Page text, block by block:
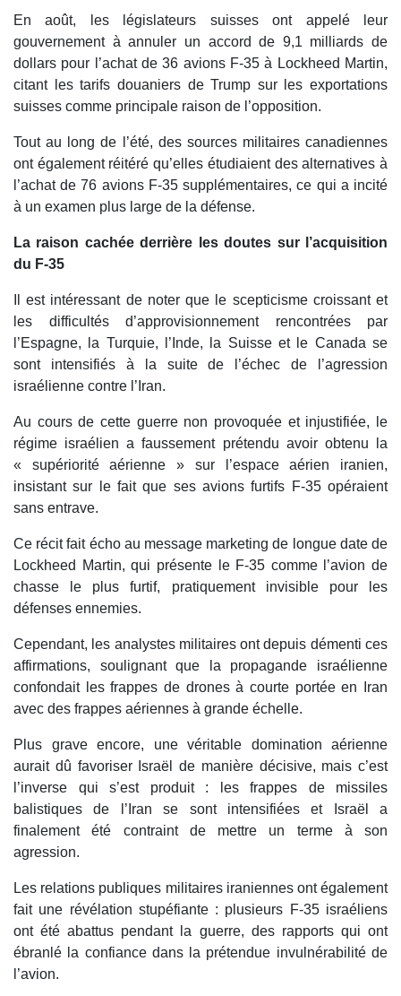
En août, les législateurs suisses ont appelé leur
gouvernement à annuler un accord de 9,1 milliards de
dollars pour l’achat de 36 avions F-35 à Lockheed Martin,
citant les tarifs douaniers de Trump sur les exportations
suisses comme principale raison de l’opposition.
Tout au long de l’été, des sources militaires canadiennes
ont également réitéré qu’elles étudiaient des alternatives à
l’achat de 76 avions F-35 supplémentaires, ce qui a incité
à un examen plus large de la défense.
La raison cachée derrière les doutes sur l’acquisition
du F-35
Il est intéressant de noter que le scepticisme croissant et
les difficultés d’approvisionnement rencontrées par
l’Espagne, la Turquie, l’Inde, la Suisse et le Canada se
sont intensifiés à la suite de l’échec de l’agression
israélienne contre l’Iran.
Au cours de cette guerre non provoquée et injustifiée, le
régime israélien a faussement prétendu avoir obtenu la
« supériorité aérienne » sur l’espace aérien iranien,
insistant sur le fait que ses avions furtifs F-35 opéraient
sans entrave.
Ce récit fait écho au message marketing de longue date de
Lockheed Martin, qui présente le F-35 comme l’avion de
chasse le plus furtif, pratiquement invisible pour les
défenses ennemies.
Cependant, les analystes militaires ont depuis démenti ces
affirmations, soulignant que la propagande israélienne
confondait les frappes de drones à courte portée en Iran
avec des frappes aériennes à grande échelle.
Plus grave encore, une véritable domination aérienne
aurait dû favoriser Israël de manière décisive, mais c’est
l’inverse qui s’est produit : les frappes de missiles
balistiques de l’Iran se sont intensifiées et Israël a
finalement été contraint de mettre un terme à son
agression.
Les relations publiques militaires iraniennes ont également
fait une révélation stupéfiante : plusieurs F-35 israéliens
ont été abattus pendant la guerre, des rapports qui ont
ébranlé la confiance dans la prétendue invulnérabilité de
l’avion.